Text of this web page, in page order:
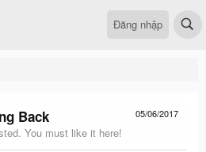
Đăng nhập
05/06/2017
Back
You must like it here!